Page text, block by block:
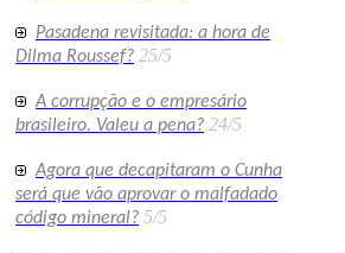
Pasadena revisitada: a hora de
Dilma Roussef? 25/5
A corrupção e o empresário
brasileiro. Valeu a pena? 24/5
Agora que decapitaram o Cunha
será que vão aprovar o malfadado
código mineral? 5/5